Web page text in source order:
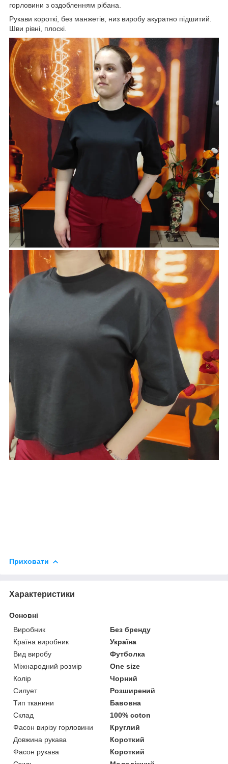
горловини з оздобленням рібана.
Рукави короткі, без манжетів, низ виробу акуратно підшитий.
Шви рівні, плоскі.
Приховати
Характеристики
Основні
Виробник
Без бренду
Країна виробник
Україна
Вид виробу
Футболка
Міжнародний розмір
One size
Колір
Чорний
Силует
Розширений
Тип тканини
Бавовна
Склад
100% coton
Фасон вирізу горловини
Круглий
Довжина рукава
Короткий
Фасон рукава
Короткий